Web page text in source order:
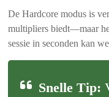
De Hardcore modus is
multipliers biedt—maar
sessie in seconden kan
Snelle Tip: